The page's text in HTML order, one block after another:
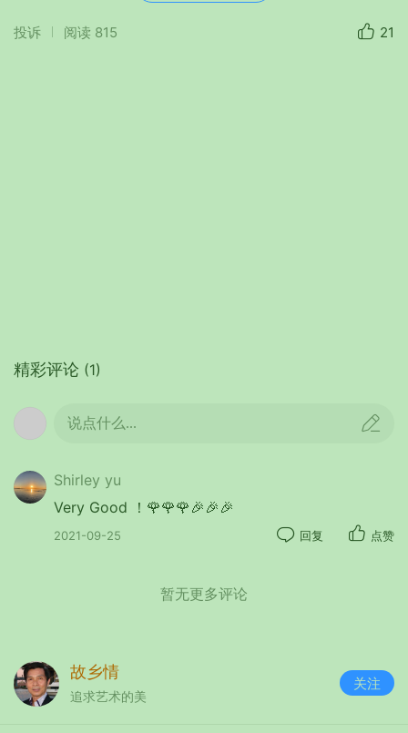
士们和女士们分别进行自由活动。男士们带着小朋
品尝着美食之余，夜幕降临，在温健涛的提议
下燃起了篝火，大家在篝火旁手拉着手，闻歌起
舞，仿佛又回到了年青时代，充满着活力和激情。
6日，开心自驾游的最后一天，大家商议又去
到市中心有名的Blue Crabhouse&raw bar品尝了一
顿海鲜午餐。餐厅同样位于海边，装饰成大自然风
伞，一边吹着阵阵海风，一边吃着美味到无法形容
下午2点，队伍踏上归途，经过5个小时的车
程，晚上7点夜幕降临时，大家安全回到纽约。至
此，马里兰州大洋城自驾游圆满结束！
投诉 阅读 815 21
精彩评论 (1)
说点什么...
Shirley yu
Very Good ！🌹🌹🌹🎉🎉🎉
2021-09-25 回复 点赞
暂无更多评论
故乡情
追求艺术的美
关注